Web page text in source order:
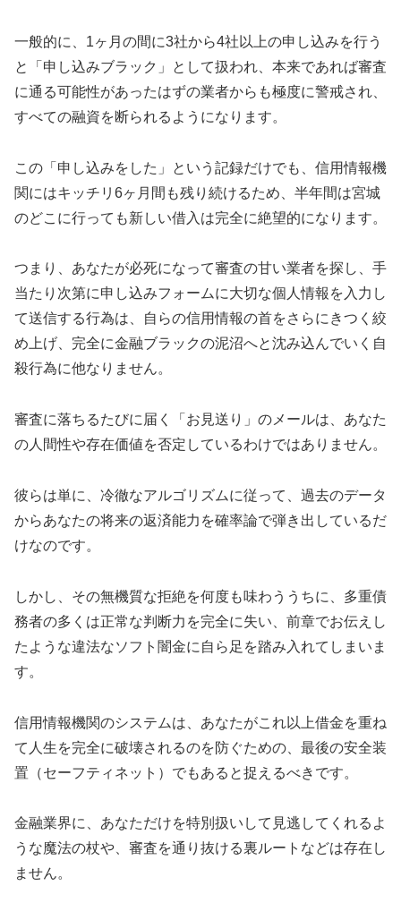
一般的に、1ヶ月の間に3社から4社以上の申し込みを行う
と「申し込みブラック」として扱われ、本来であれば審査
に通る可能性があったはずの業者からも極度に警戒され、
すべての融資を断られるようになります。
この「申し込みをした」という記録だけでも、信用情報機
関にはキッチリ6ヶ月間も残り続けるため、半年間は宮城
のどこに行っても新しい借入は完全に絶望的になります。
つまり、あなたが必死になって審査の甘い業者を探し、手
当たり次第に申し込みフォームに大切な個人情報を入力し
て送信する行為は、自らの信用情報の首をさらにきつく絞
め上げ、完全に金融ブラックの泥沼へと沈み込んでいく自
殺行為に他なりません。
審査に落ちるたびに届く「お見送り」のメールは、あなた
の人間性や存在価値を否定しているわけではありません。
彼らは単に、冷徹なアルゴリズムに従って、過去のデータ
からあなたの将来の返済能力を確率論で弾き出しているだ
けなのです。
しかし、その無機質な拒絶を何度も味わううちに、多重債
務者の多くは正常な判断力を完全に失い、前章でお伝えし
たような違法なソフト闇金に自ら足を踏み入れてしまいま
す。
信用情報機関のシステムは、あなたがこれ以上借金を重ね
て人生を完全に破壊されるのを防ぐための、最後の安全装
置（セーフティネット）でもあると捉えるべきです。
金融業界に、あなただけを特別扱いして見逃してくれるよ
うな魔法の杖や、審査を通り抜ける裏ルートなどは存在し
ません。